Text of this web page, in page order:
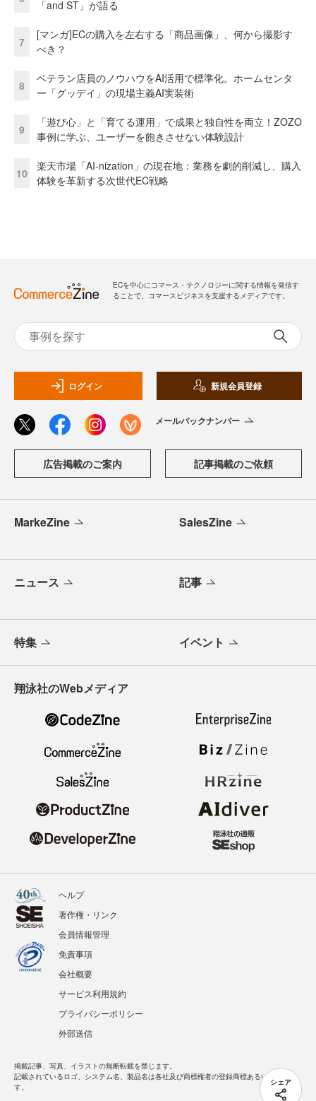
シェア
「and ST」が語る
7
[マンガ]ECの購入を左右する「商品画像」、何から撮影す
べき？
8
ベテラン店員のノウハウをAI活用で標準化。ホームセンタ
ー「グッデイ」の現場主義AI実装術
9
「遊び心」と「育てる運用」で成果と独自性を両立！ZOZO
事例に学ぶ、ユーザーを飽きさせない体験設計
10
楽天市場「AI-nization」の現在地：業務を劇的削減し、購入
体験を革新する次世代EC戦略
ECを中心にコマース・テクノロジーに関する情報を発信す
ることで、コマースビジネスを支援するメディアです。
ログイン 新規会員登録
メールバックナンバー
広告掲載のご案内 記事掲載のご依頼
MarkeZine SalesZine
ニュース 記事
特集 イベント
翔泳社のWebメディア
ヘルプ
著作権・リンク
会員情報管理
免責事項
会社概要
サービス利用規約
プライバシーポリシー
外部送信
掲載記事、写真、イラストの無断転載を禁じます。
記載されているロゴ、システム名、製品名は各社及び商標権者の登録商標あるいは商標で
す。